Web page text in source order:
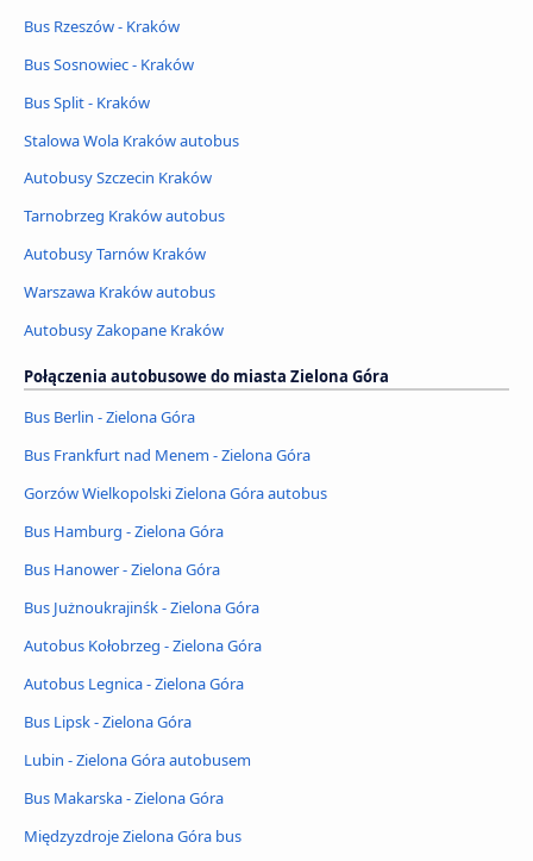
Bus Rzeszów - Kraków
Bus Sosnowiec - Kraków
Bus Split - Kraków
Stalowa Wola Kraków autobus
Autobusy Szczecin Kraków
Tarnobrzeg Kraków autobus
Autobusy Tarnów Kraków
Warszawa Kraków autobus
Autobusy Zakopane Kraków
Połączenia autobusowe do miasta Zielona Góra
Bus Berlin - Zielona Góra
Bus Frankfurt nad Menem - Zielona Góra
Gorzów Wielkopolski Zielona Góra autobus
Bus Hamburg - Zielona Góra
Bus Hanower - Zielona Góra
Bus Jużnoukrajinśk - Zielona Góra
Autobus Kołobrzeg - Zielona Góra
Autobus Legnica - Zielona Góra
Bus Lipsk - Zielona Góra
Lubin - Zielona Góra autobusem
Bus Makarska - Zielona Góra
Międzyzdroje Zielona Góra bus